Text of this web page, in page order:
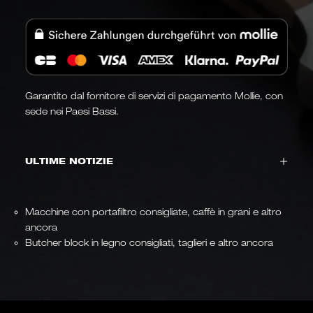
Garantito dal fornitore di servizi di pagamento Mollie, con
sede nei Paesi Bassi.
ULTIME NOTIZIE
Macchine con portafiltro consigliate, caffè in grani e altro
ancora
Butcher block in legno consigliati, taglieri e altro ancora